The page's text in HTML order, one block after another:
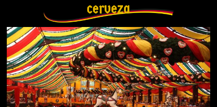
cerveza